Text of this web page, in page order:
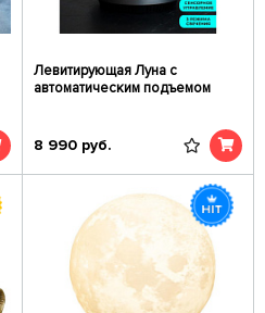
Левитирующая Луна с
автоматическим подъемом
8 990 руб.